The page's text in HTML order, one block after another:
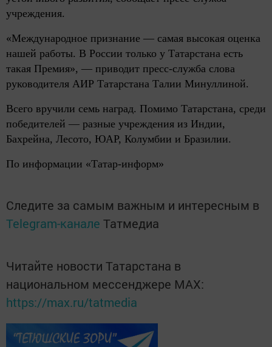
учреждения.
«Международное признание — самая высокая оценка
нашей работы. В России только у Татарстана есть
такая Премия», — приводит пресс-служба слова
руководителя АИР Татарстана Талии Минуллиной.
Всего вручили семь наград. Помимо Татарстана, среди
победителей — разные учреждения из Индии,
Бахрейна, Лесото, ЮАР, Колумбии и Бразилии.
По информации «Татар-информ»
Следите за самым важным и интересным в
Telegram-канале Татмедиа
Читайте новости Татарстана в
национальном мессенджере MАХ:
https://max.ru/tatmedia